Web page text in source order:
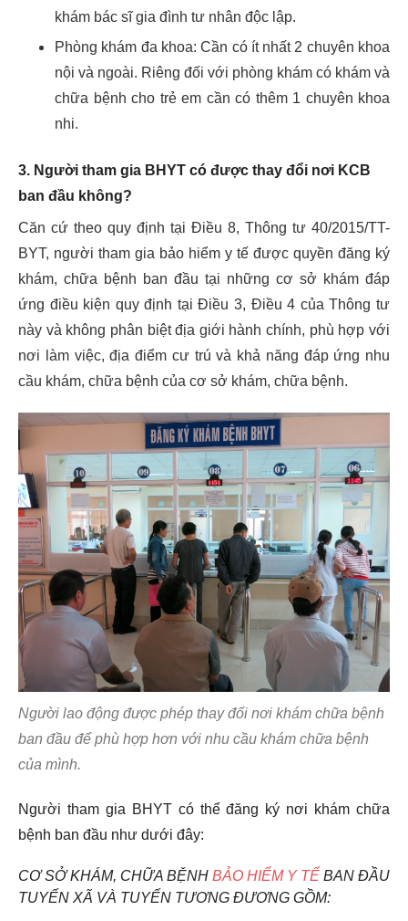
khám bác sĩ gia đình tư nhân độc lập.
Phòng khám đa khoa: Cần có ít nhất 2 chuyên khoa
nội và ngoài. Riêng đối với phòng khám có khám và
chữa bệnh cho trẻ em cần có thêm 1 chuyên khoa
nhi.
3. Người tham gia BHYT có được thay đổi nơi KCB
ban đầu không?
Căn cứ theo quy định tại Điều 8, Thông tư 40/2015/TT-
BYT, người tham gia bảo hiểm y tế được quyền đăng ký
khám, chữa bệnh ban đầu tại những cơ sở khám đáp
ứng điều kiện quy định tại Điều 3, Điều 4 của Thông tư
này và không phân biệt địa giới hành chính, phù hợp với
nơi làm việc, địa điểm cư trú và khả năng đáp ứng nhu
cầu khám, chữa bệnh của cơ sở khám, chữa bệnh.
Người lao động được phép thay đổi nơi khám chữa bệnh
ban đầu để phù hợp hơn với nhu cầu khám chữa bệnh
của mình.
Người tham gia BHYT có thể đăng ký nơi khám chữa
bệnh ban đầu như dưới đây:
CƠ SỞ KHÁM, CHỮA BỆNH BẢO HIỂM Y TẾ BAN ĐẦU
TUYẾN XÃ VÀ TUYẾN TƯƠNG ĐƯƠNG GỒM: